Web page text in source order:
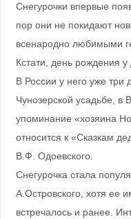
Снегурочки впервые
пор они не покидают
всенародно любимыми
Кстати, день рождения
В России у него уже три
Чунозерской усадьбе, в
упоминание «хозяина
относится к «Сказкам
В.Ф. Одоевского.
Снегурочка стала
А.Островского, хотя ее
встречалось и ранее.